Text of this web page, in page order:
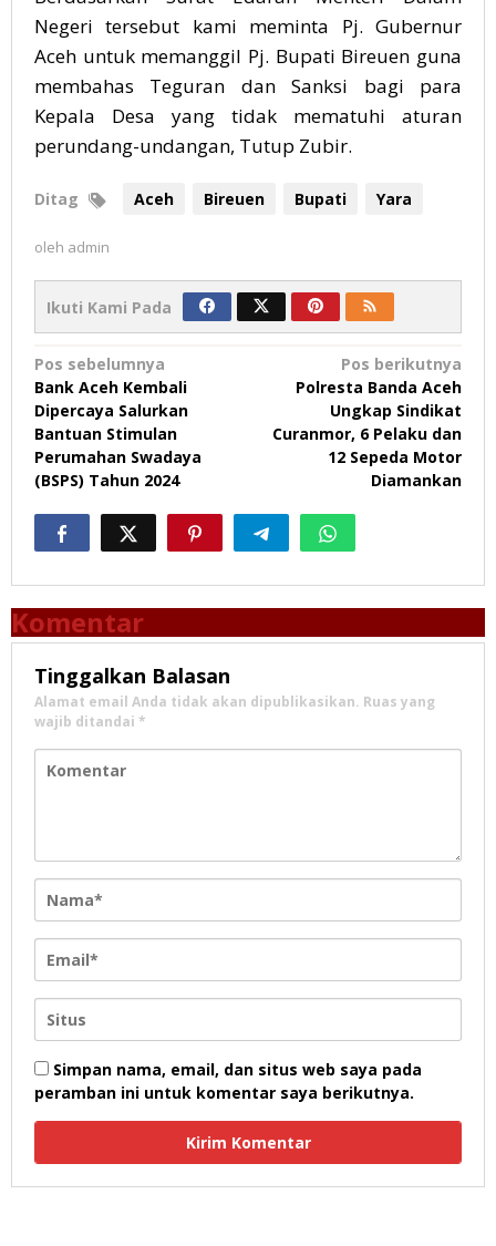
Negeri tersebut kami meminta Pj. Gubernur
Aceh untuk memanggil Pj. Bupati Bireuen guna
membahas Teguran dan Sanksi bagi para
Kepala Desa yang tidak mematuhi aturan
perundang-undangan, Tutup Zubir.
Ditag Aceh Bireuen Bupati Yara
oleh admin
Ikuti Kami Pada
Navigasi
pos
Pos sebelumnya
Bank Aceh Kembali
Dipercaya Salurkan
Bantuan Stimulan
Perumahan Swadaya
(BSPS) Tahun 2024
Pos berikutnya
Polresta Banda Aceh
Ungkap Sindikat
Curanmor, 6 Pelaku dan
12 Sepeda Motor
Diamankan
Komentar
Tinggalkan Balasan
Alamat email Anda tidak akan dipublikasikan. Ruas yang
wajib ditandai *
Simpan nama, email, dan situs web saya pada
peramban ini untuk komentar saya berikutnya.